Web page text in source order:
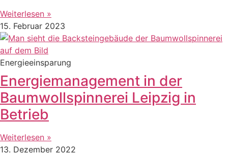
Weiterlesen »
15. Februar 2023
Energieeinsparung
Energiemanagement in der
Baumwollspinnerei Leipzig in
Betrieb
Weiterlesen »
13. Dezember 2022